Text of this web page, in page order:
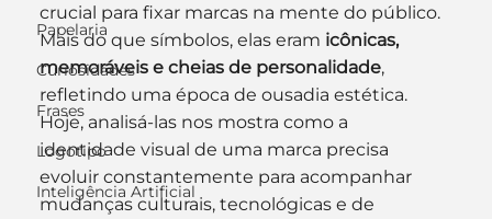
Papelaria
Curiosidades
Frases
Logotipo
Inteligência Artificial
crucial para fixar marcas na mente do público.
Mais do que símbolos, elas eram icônicas,
memoráveis e cheias de personalidade,
refletindo uma época de ousadia estética.
Hoje, analisá-las nos mostra como a
identidade visual de uma marca precisa
evoluir constantemente para acompanhar
mudanças culturais, tecnológicas e de